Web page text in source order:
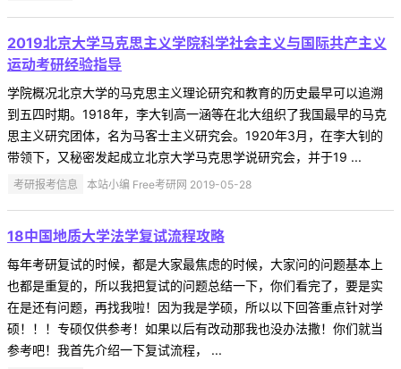
2019北京大学马克思主义学院科学社会主义与国际共产主义
运动考研经验指导
学院概况北京大学的马克思主义理论研究和教育的历史最早可以追溯
到五四时期。1918年，李大钊高一涵等在北大组织了我国最早的马克
思主义研究团体，名为马客士主义研究会。1920年3月，在李大钊的
带领下，又秘密发起成立北京大学马克思学说研究会，并于19 ...
考研报考信息 本站小编 Free考研网 2019-05-28
18中国地质大学法学复试流程攻略
每年考研复试的时候，都是大家最焦虑的时候，大家问的问题基本上
也都是重复的，所以我把复试的问题总结一下，你们看完了，要是实
在是还有问题，再找我啦！因为我是学硕，所以以下回答重点针对学
硕！！！专硕仅供参考！如果以后有改动那我也没办法撒！你们就当
参考吧！我首先介绍一下复试流程， ...